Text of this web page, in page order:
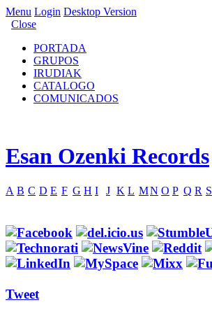
Menu Login Desktop Version
Close
PORTADA
GRUPOS
IRUDIAK
CATALOGO
COMUNICADOS
Esan Ozenki Records
A B C D E F G H I J K L MN O P Q R S
Tweet